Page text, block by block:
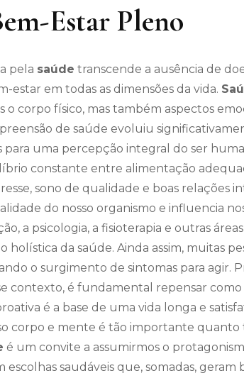
Estar Pleno
pela saúde transcende a ausência de
em todas as dimensões da vida.
corpo físico, mas também aspectos
de saúde evoluiu
para uma percepção integral do ser
constante entre alimentação
sono de qualidade e boas relações
do nosso organismo e influencia
a psicologia, a fisioterapia e outras
holística da saúde. Ainda assim, muitas
o surgimento de sintomas para agir.
contexto, é fundamental repensar
é a base de uma vida longa e
corpo e mente é tão importante quanto
é um convite a assumirmos o
escolhas saudáveis que, somadas, geram